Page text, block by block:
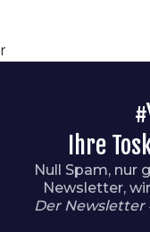
r
Ihre
Null Spam, nur
Newsletter,
Der Newsletter